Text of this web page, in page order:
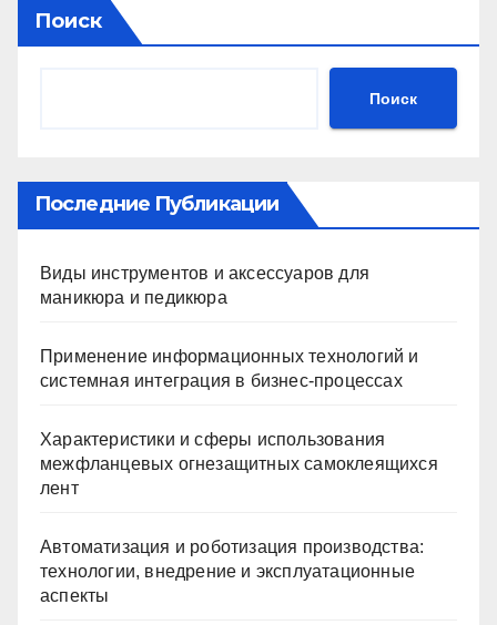
Поиск
Поиск
Последние Публикации
Виды инструментов и аксессуаров для
маникюра и педикюра
Применение информационных технологий и
системная интеграция в бизнес-процессах
Характеристики и сферы использования
межфланцевых огнезащитных самоклеящихся
лент
Автоматизация и роботизация производства:
технологии, внедрение и эксплуатационные
аспекты